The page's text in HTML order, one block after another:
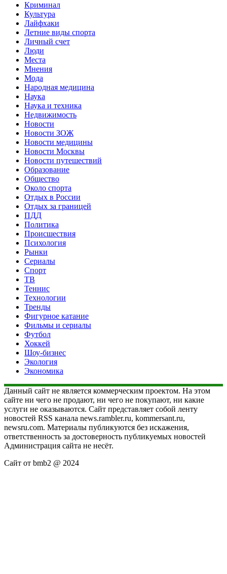
Криминал
Культура
Лайфхаки
Летние виды спорта
Личный счет
Люди
Места
Мнения
Мода
Народная медицина
Наука
Наука и техника
Недвижимость
Новости
Новости ЗОЖ
Новости медицины
Новости Москвы
Новости путешествий
Образование
Общество
Около спорта
Отдых в России
Отдых за границей
ПДД
Политика
Происшествия
Психология
Рынки
Сериалы
Спорт
ТВ
Теннис
Технологии
Тренды
Фигурное катание
Фильмы и сериалы
Футбол
Хоккей
Шоу-бизнес
Экология
Экономика
Данный сайт не является коммерческим проектом. На этом
сайте ни чего не продают, ни чего не покупают, ни какие
услуги не оказываются. Сайт представляет собой ленту
новостей RSS канала news.rambler.ru, kommersant.ru,
newsru.com. Материалы публикуются без искажения,
ответственность за достоверность публикуемых новостей
Администрация сайта не несёт.
Сайт от bmb2 @ 2024